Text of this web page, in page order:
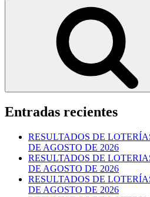
Entradas recientes
RESULTADOS DE
DE AGOSTO DE 2026
RESULTADOS DE
DE AGOSTO DE 2026
RESULTADOS DE
DE AGOSTO DE 2026